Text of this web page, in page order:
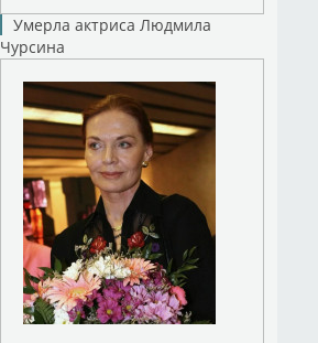
Умерла актриса Людмила
Чурсина